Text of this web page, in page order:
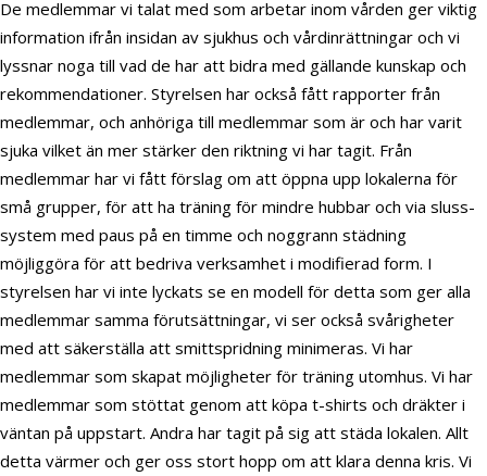
De medlemmar vi talat med som arbetar inom vården ger viktig
information ifrån insidan av sjukhus och vårdinrättningar och vi
lyssnar noga till vad de har att bidra med gällande kunskap och
rekommendationer. Styrelsen har också fått rapporter från
medlemmar, och anhöriga till medlemmar som är och har varit
sjuka vilket än mer stärker den riktning vi har tagit. Från
medlemmar har vi fått förslag om att öppna upp lokalerna för
små grupper, för att ha träning för mindre hubbar och via sluss-
system med paus på en timme och noggrann städning
möjliggöra för att bedriva verksamhet i modifierad form. I
styrelsen har vi inte lyckats se en modell för detta som ger alla
medlemmar samma förutsättningar, vi ser också svårigheter
med att säkerställa att smittspridning minimeras. Vi har
medlemmar som skapat möjligheter för träning utomhus. Vi har
medlemmar som stöttat genom att köpa t-shirts och dräkter i
väntan på uppstart. Andra har tagit på sig att städa lokalen. Allt
detta värmer och ger oss stort hopp om att klara denna kris. Vi